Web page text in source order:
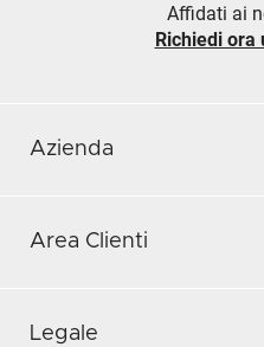
Affidati ai
Richiedi ora
Azienda
Area Clienti
Legale